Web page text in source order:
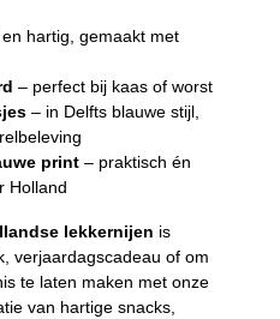
hartig, gemaakt met
– perfect bij kaas of worst
– in Delfts blauwe stijl,
print – praktisch én
Holland
lekkernijen is
verjaardagscadeau of om
te laten maken met onze
van hartige snacks,